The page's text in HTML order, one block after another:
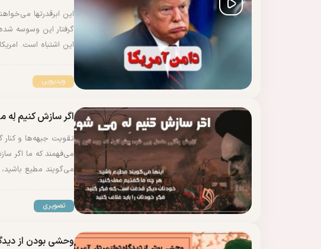
این ابرقدرتها
گرفتار این وسوسه
این اشتباه است.
ویدیویی
اگر سازش کنیم لِه
تقویت جبهه‌ها و کنار
می‌فهمند که ما اگر
می‌گویند مطیع
تصویری
وحشی بودن از